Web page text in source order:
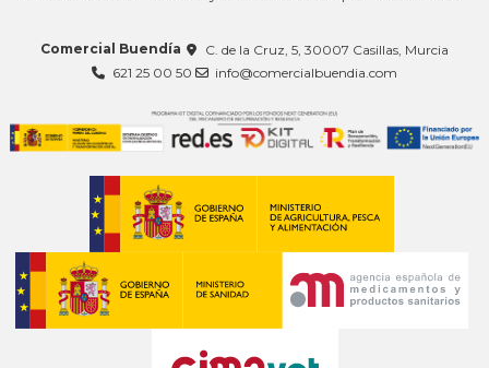
Comercial Buendía
C. de la Cruz, 5, 30007 Casillas, Murcia
621 25 00 50
info@comercialbuendia.com